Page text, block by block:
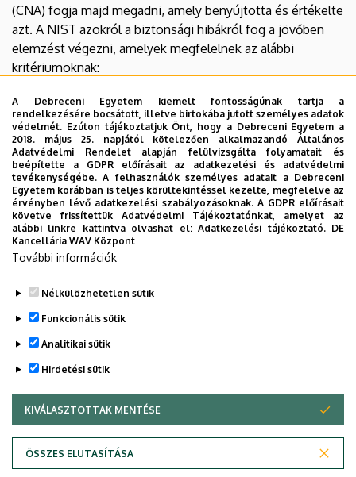
(CNA) fogja majd megadni, amely benyújtotta és értékelte
azt. A NIST azokról a biztonsági hibákról fog a jövőben
elemzést végezni, amelyek megfelelnek az alábbi
kritériumoknak:
szerepelnek a CISA KEV katalógusában,
érintik az Egyesült Államok kormányzati szoftvereit,
az 14028-as elnöki rendelet értelmében kritikus
infrastruktúrát érintenek.
A NIST elmondása szerint a közelmúltban 263%-kal nőtt a
hozzájuk beküldött anyagok száma, amely 2026-ban
várhatóan további növekedést fog mutatni. A szigorítások
célja, hogy az Intézet azokra a sérülékenységekre
összpontosítson, amelyek a legszélesebb kört érintik és
amelyeknek a legnagyobb a hatása.
Legutóbbi frissítés: 2026. 04. 27. 08:16
Adatvédelem
A Debreceni Egyetem kiemelt fontosságúnak tartja a
rendelkezésére bocsátott, illetve birtokába jutott személyes adatok
védelmét. Ezúton tájékoztatjuk Önt, hogy a Debreceni Egyetem a
2018. május 25. napjától kötelezően alkalmazandó Általános
Adatvédelmi Rendelet alapján felülvizsgálta folyamatait és
beépítette a GDPR előírásait az adatkezelési és adatvédelmi
tevékenységébe. A felhasználók személyes adatait a Debreceni
Egyetem korábban is teljes körültekintéssel kezelte, megfelelve az
érvényben lévő adatkezelési szabályozásoknak. A GDPR előírásait
követve frissítettük Adatvédelmi Tájékoztatónkat, amelyet az
alábbi linkre kattintva olvashat el:Adatkezelési tájékoztató. DE
Kancellária WAV Központ
További információk
Nélkülözhetetlen sütik
Funkcionális sütik
Analitikai sütik
Hirdetési sütik
KIVÁLASZTOTTAK MENTÉSE
ÖSSZES ELUTASÍTÁSA
WITHDRAW CONSENT